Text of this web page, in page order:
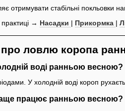
отримувати стабільні покльовки
→ Насадки | Прикормка |
про ловлю коропа
воді ранньою весною?
У холодній воді короп
працює ранньою весною?